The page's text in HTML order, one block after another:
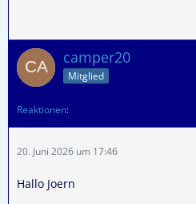
camper20
Mitglied
Reaktionen
20. Juni 2026 um 17:46
Hallo Joern